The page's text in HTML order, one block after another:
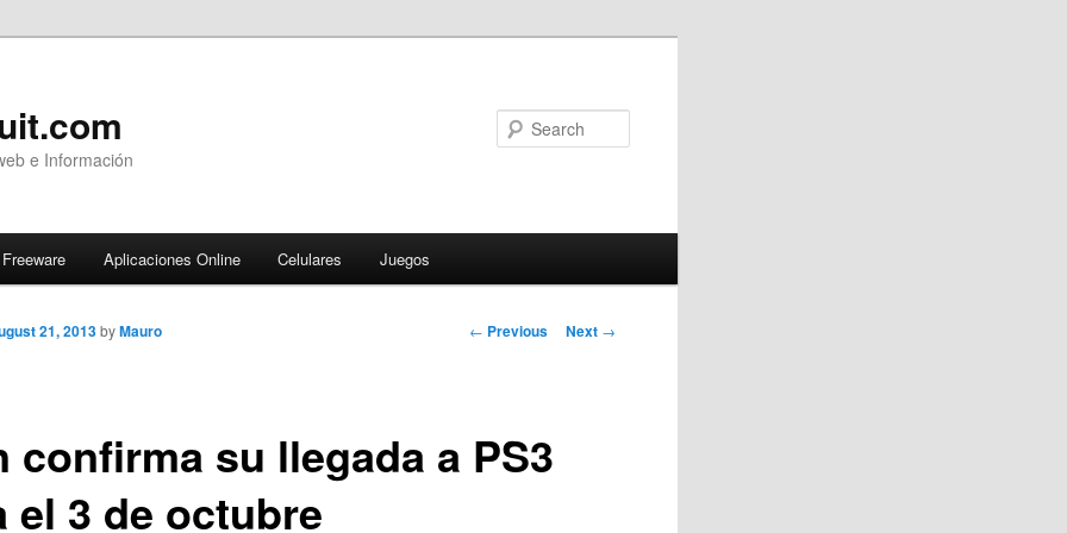
e Información
Freeware Aplicaciones Online Celulares Juegos
Post
← Previous Next →
confirma su llegada a PS3
el 3 de octubre
21, 2013 byMauro